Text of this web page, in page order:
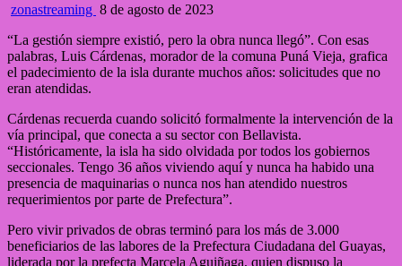
zonastreaming 8 de agosto de 2023
“La gestión siempre existió, pero la obra nunca llegó”. Con esas
palabras, Luis Cárdenas, morador de la comuna Puná Vieja, grafica
el padecimiento de la isla durante muchos años: solicitudes que no
eran atendidas.
Cárdenas recuerda cuando solicitó formalmente la intervención de la
vía principal, que conecta a su sector con Bellavista.
“Históricamente, la isla ha sido olvidada por todos los gobiernos
seccionales. Tengo 36 años viviendo aquí y nunca ha habido una
presencia de maquinarias o nunca nos han atendido nuestros
requerimientos por parte de Prefectura”.
Pero vivir privados de obras terminó para los más de 3.000
beneficiarios de las labores de la Prefectura Ciudadana del Guayas,
liderada por la prefecta Marcela Aguiñaga, quien dispuso la